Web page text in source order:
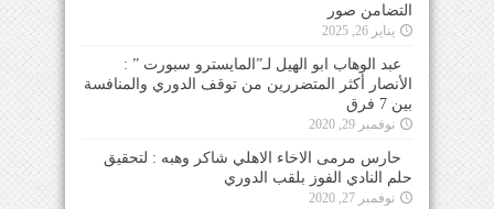
التضامن صور
يناير 26, 2025
عبد الوهاب ابو الهيل لـ”المايسترو سبورت ” :
الأنصار أكثر المتضررين من توقف الدوري والمنافسة
بين 7 فرق
نوفمبر 29, 2020
حارس مرمى الاخاء الاهلي شاكر وهبه : لتحقيق
حلم النادي الفوز بلقب الدوري
نوفمبر 27, 2020